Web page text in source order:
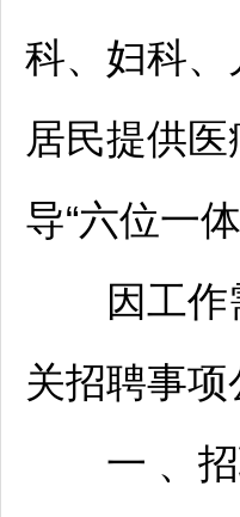
科、妇科
居民提供
导“六位一
因工作
关招聘事项
一 、